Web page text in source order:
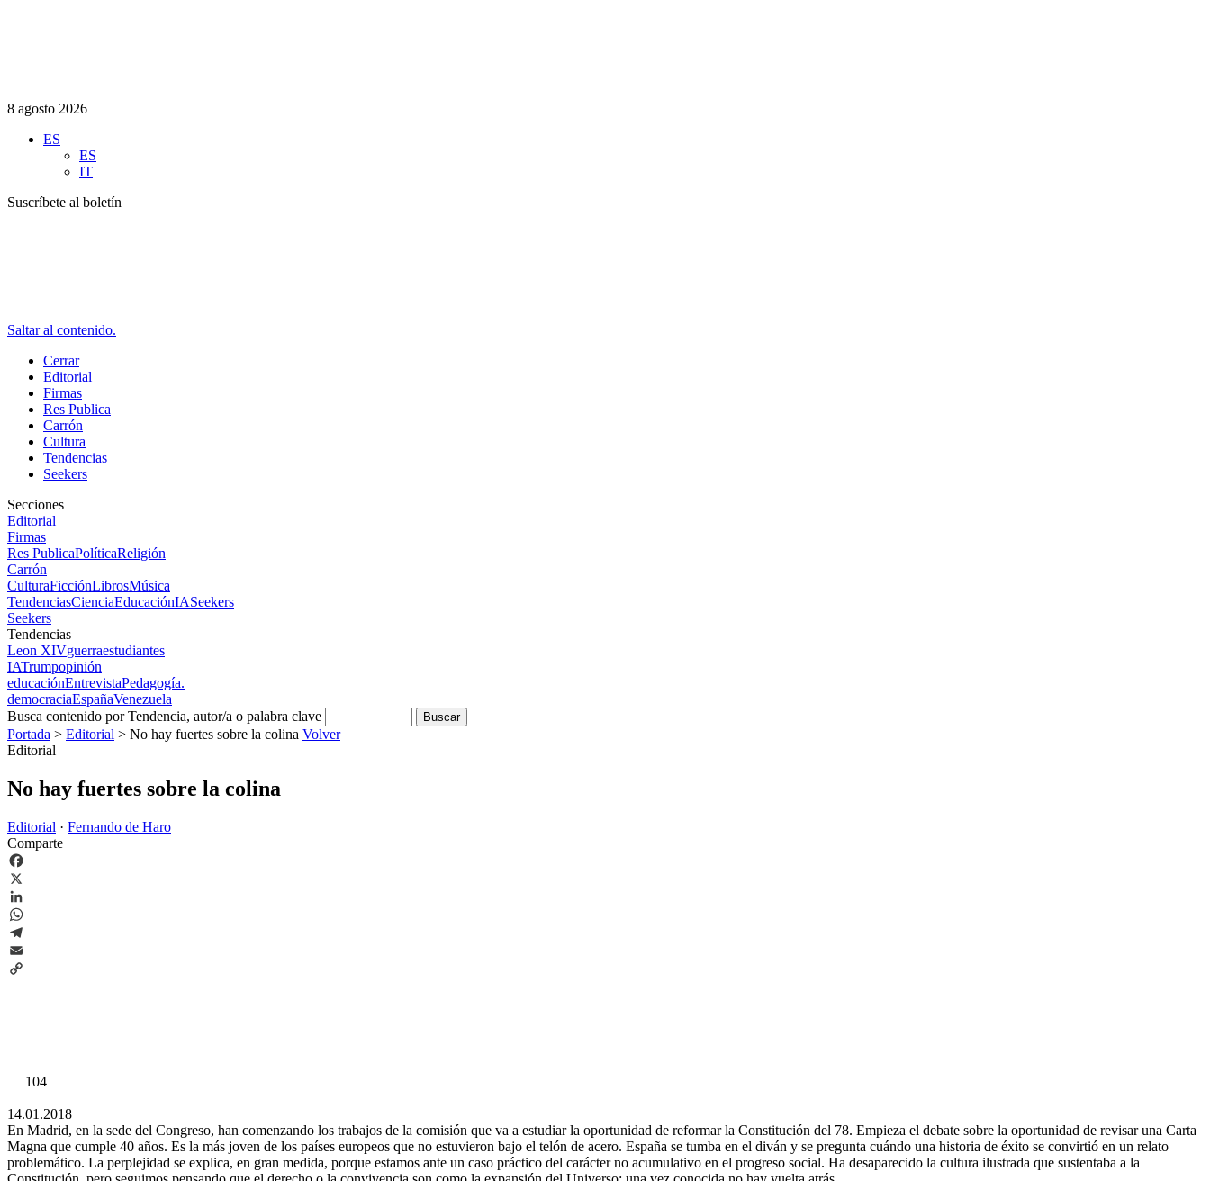
8 agosto 2026
ES
ES
IT
Suscríbete al boletín
Saltar al contenido.
Cerrar
Editorial
Firmas
Res Publica
Carrón
Cultura
Tendencias
Seekers
Secciones
Editorial
Firmas
Res PublicaPolíticaReligión
Carrón
CulturaFicciónLibrosMúsica
TendenciasCienciaEducaciónIASeekers
Seekers
Tendencias
Leon XIVguerraestudiantes
IATrumpopinión
educaciónEntrevistaPedagogía.
democraciaEspañaVenezuela
Busca contenido por Tendencia, autor/a o palabra clave
Portada > Editorial > No hay fuertes sobre la colina Volver
Editorial
No hay fuertes sobre la colina
Editorial · Fernando de Haro
Comparte
Facebook
X
LinkedIn
WhatsApp
Telegram
Email
104
14.01.2018
En Madrid, en la sede del Congreso, han comenzando los trabajos de la comisión que va a estudiar la oportunidad de reformar la Constitución del 78. Empieza el debate sobre la oportunidad de revisar una Carta
Magna que cumple 40 años. Es la más joven de los países europeos que no estuvieron bajo el telón de acero. España se tumba en el diván y se pregunta cuándo una historia de éxito se convirtió en un relato
problemático. La perplejidad se explica, en gran medida, porque estamos ante un caso práctico del carácter no acumulativo en el progreso social. Ha desaparecido la cultura ilustrada que sustentaba a la